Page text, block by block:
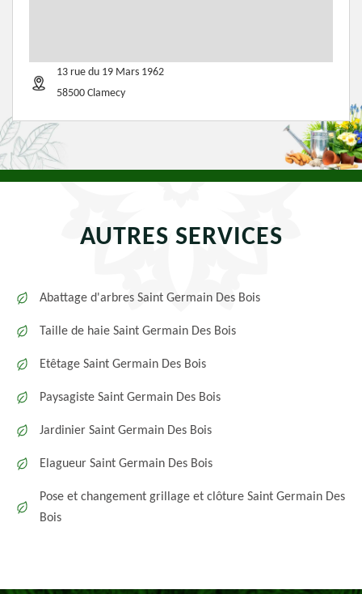
13 rue du 19 Mars 1962
58500 Clamecy
AUTRES SERVICES
Abattage d'arbres Saint Germain Des Bois
Taille de haie Saint Germain Des Bois
Etêtage Saint Germain Des Bois
Paysagiste Saint Germain Des Bois
Jardinier Saint Germain Des Bois
Elagueur Saint Germain Des Bois
Pose et changement grillage et clôture Saint Germain Des
Bois